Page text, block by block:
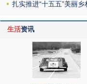
扎实推进“十五五”美丽
生活资讯